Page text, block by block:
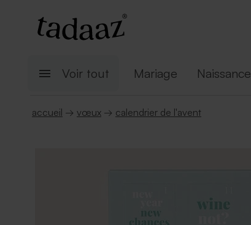
Voir tout Mariage Naissance
accueil → vœux → calendrier de l'avent